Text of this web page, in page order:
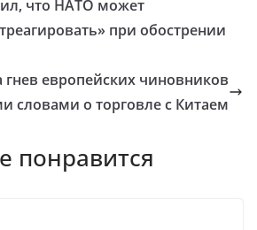
что НАТО может
при обострении
гнев европейских чиновников
словами о торговле с Китаем
понравится